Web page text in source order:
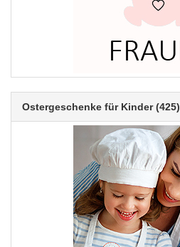
Ostergeschenke für Kinder(425)